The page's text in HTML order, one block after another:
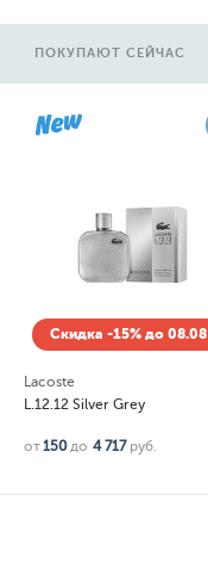
ПОКУПАЮТ СЕЙЧАС
Скидка -15% до 08.08
Lacoste
L.12.12 Silver Grey
от150 до 4 717 руб.